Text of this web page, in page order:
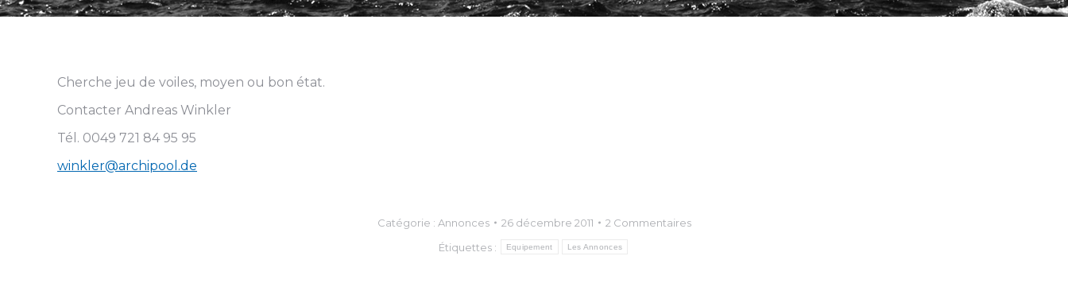
Cherche jeu de voiles, moyen ou bon état.
Contacter Andreas Winkler
Tél. 0049 721 84 95 95
winkler@archipool.de
Catégorie : Annonces 26 décembre 2011
2 Commentaires
Étiquettes :
Equipement Les Annonces